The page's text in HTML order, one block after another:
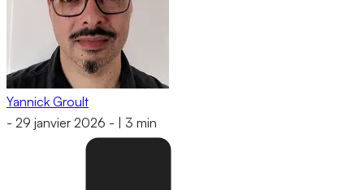
Yannick Groult
- 29 janvier 2026 - 3 min